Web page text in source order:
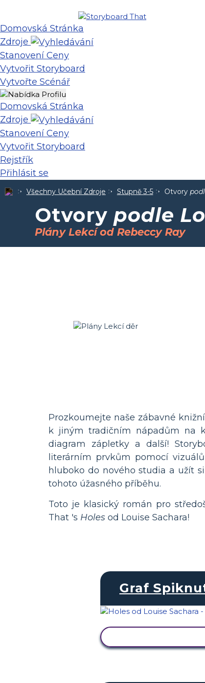
Domovská Stránka
Zdroje
Stanovení Ceny
Vytvořit Storyboard
Vytvořte Scénář
Domovská Stránka
Zdroje
Stanovení Ceny
Vytvořit Storyboard
Rejstřík
Přihlásit se
Všechny Učební Zdroje Stupně 3-5 Otvory
Otvory podle
Plány Lekcí od Rebeccy Ray
Prozkoumejte naše zábavné
k jiným tradičním nápadům na
diagram zápletky a další!
literárním prvkům pomocí
hluboko do nového studia a užít
tohoto úžasného příběhu.
Toto je klasický román pro
That 's Holes od Louise Sachara!
Graf